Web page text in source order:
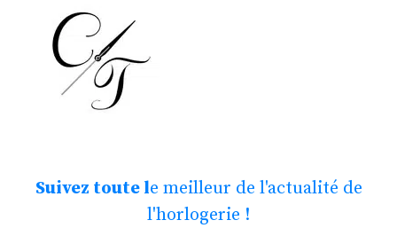
Suivez toute le meilleur de l'actualité de
l'horlogerie !